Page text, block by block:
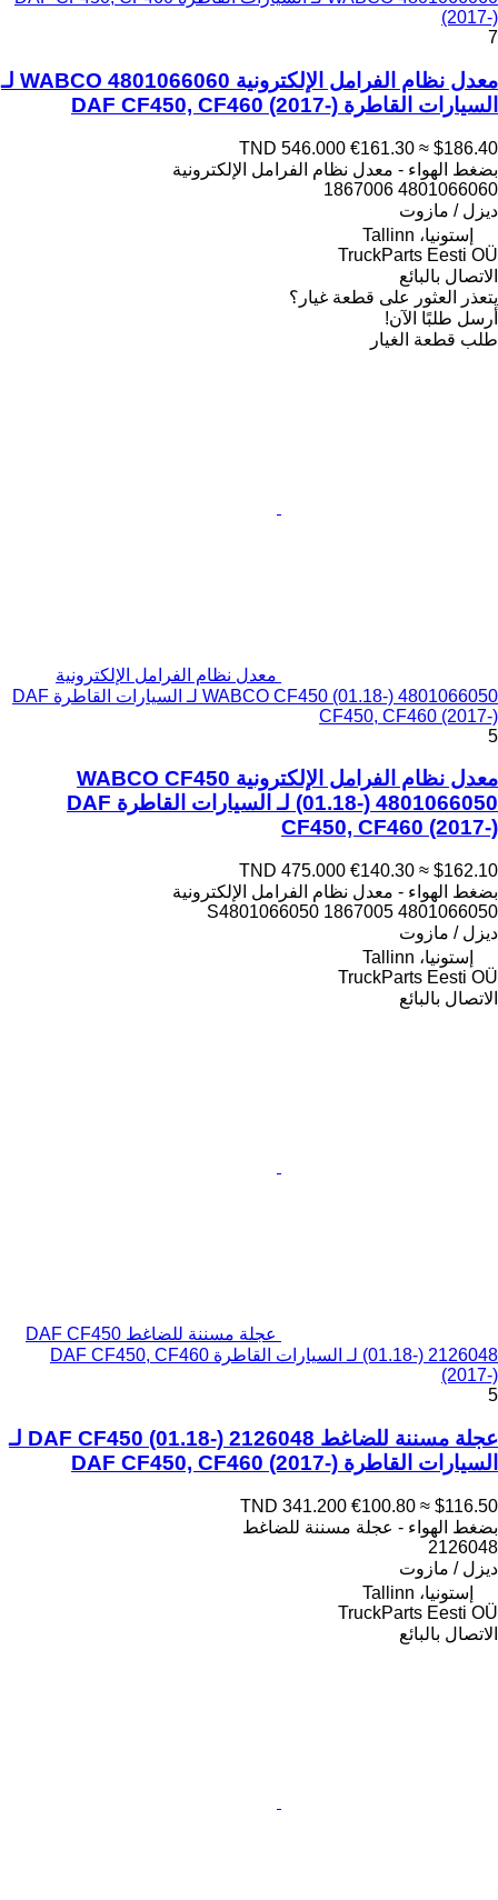
(2017-)
7
معدل نظام الفرامل الإلكترونية WABCO 4801066060 لـ
السيارات القاطرة DAF CF450, CF460 (2017-)
TND 546.000 €161.30 ≈ $186.40
بضغط الهواء - معدل نظام الفرامل الإلكترونية
4801066060 1867006
ديزل / مازوت
إستونيا، Tallinn
TruckParts Eesti OÜ
الاتصال بالبائع
يتعذر العثور على قطعة غيار؟
أرسل طلبًا الآن!
طلب قطعة الغيار
معدل نظام الفرامل الإلكترونية
WABCO CF450 (01.18-) 4801066050 لـ السيارات القاطرة DAF
CF450, CF460 (2017-)
5
معدل نظام الفرامل الإلكترونية WABCO CF450
(01.18-) 4801066050 لـ السيارات القاطرة DAF
CF450, CF460 (2017-)
TND 475.000 €140.30 ≈ $162.10
بضغط الهواء - معدل نظام الفرامل الإلكترونية
4801066050 1867005 S4801066050
ديزل / مازوت
إستونيا، Tallinn
TruckParts Eesti OÜ
الاتصال بالبائع
عجلة مسننة للضاغط DAF CF450
(01.18-) 2126048 لـ السيارات القاطرة DAF CF450, CF460
(2017-)
5
عجلة مسننة للضاغط DAF CF450 (01.18-) 2126048 لـ
السيارات القاطرة DAF CF450, CF460 (2017-)
TND 341.200 €100.80 ≈ $116.50
بضغط الهواء - عجلة مسننة للضاغط
2126048
ديزل / مازوت
إستونيا، Tallinn
TruckParts Eesti OÜ
الاتصال بالبائع